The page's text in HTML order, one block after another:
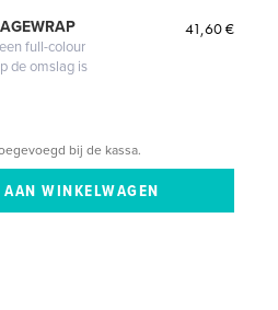
full-colour
de omslag is
41,60 €
bij de kassa.